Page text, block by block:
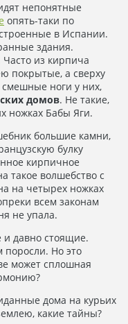
непонятные
опять-таки по
в Испании.
здания.
из кирпича
покрытые, а сверху
ноги у них,
домов. Не такие,
ножках Бабы Яги.
большие камни,
булку
кирпичное
такое волшебство с
на четырех ножках
всем законам
не упала.
и давно стоящие.
Но это
может сплошная
дома на курьих
какие тайны?